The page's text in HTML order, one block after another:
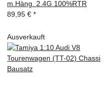
m.Häng. 2.4G 100%RTR
89,95 € *
Ausverkauft